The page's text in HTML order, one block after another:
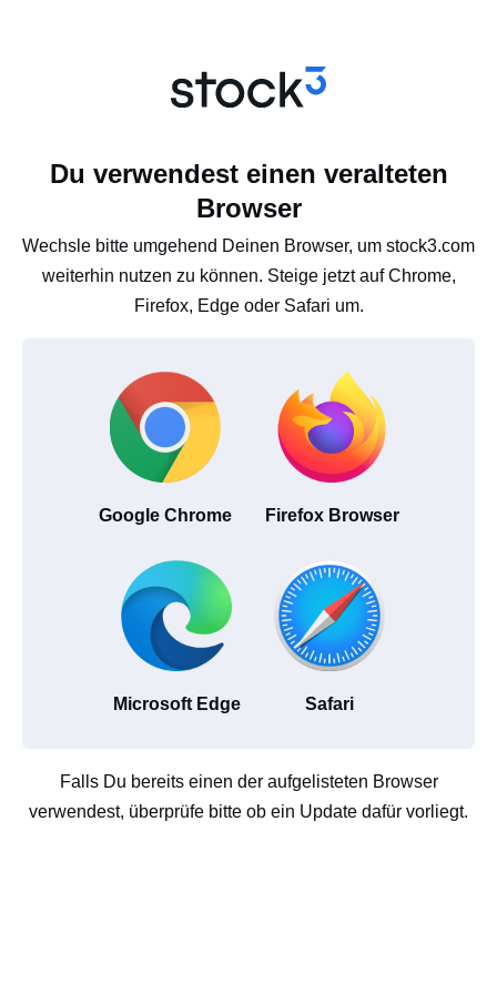
Du verwendest einen veralteten
Browser
Wechsle bitte umgehend Deinen Browser, um stock3.com
weiterhin nutzen zu können. Steige jetzt auf Chrome,
Firefox, Edge oder Safari um.
Google Chrome Firefox Browser
Microsoft Edge Safari
Falls Du bereits einen der aufgelisteten Browser
verwendest, überprüfe bitte ob ein Update dafür vorliegt.